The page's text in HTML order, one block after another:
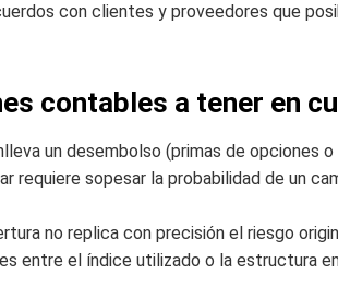
con clientes y proveedores que
contables a tener en
un desembolso (primas de opciones
requiere sopesar la probabilidad de un
no replica con precisión el riesgo
entre el índice utilizado o la estructura